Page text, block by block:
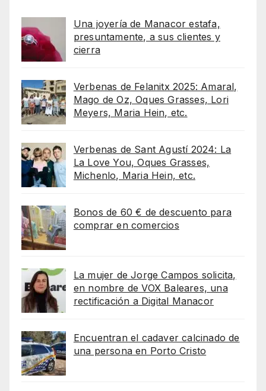
Una joyería de Manacor estafa,
presuntamente, a sus clientes y
cierra
Verbenas de Felanitx 2025: Amaral,
Mago de Oz, Oques Grasses, Lori
Meyers, Maria Hein, etc.
Verbenas de Sant Agustí 2024: La
La Love You, Oques Grasses,
Michenlo, Maria Hein, etc.
Bonos de 60 € de descuento para
comprar en comercios
La mujer de Jorge Campos solicita,
en nombre de VOX Baleares, una
rectificación a Digital Manacor
Encuentran el cadaver calcinado de
una persona en Porto Cristo